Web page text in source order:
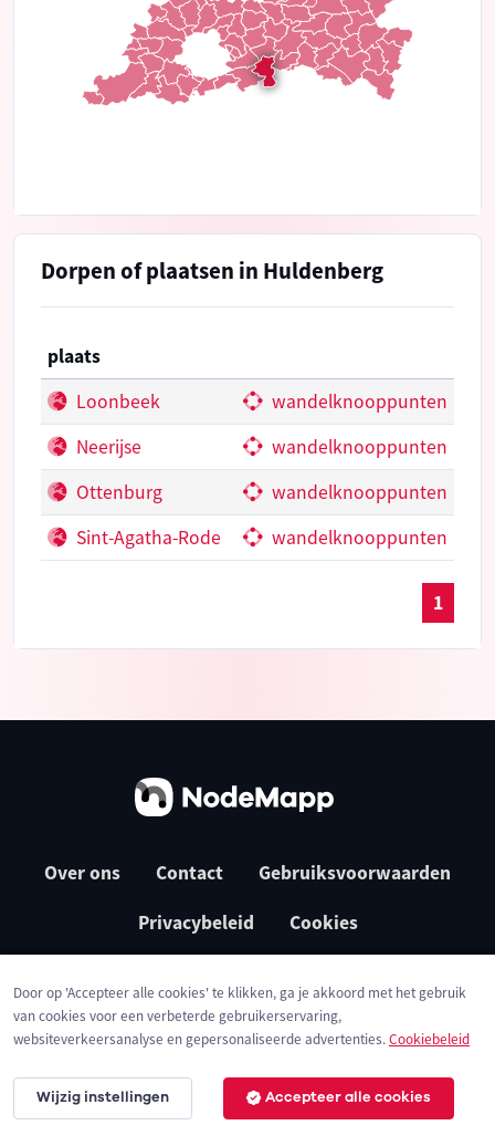
Dorpen of plaatsen in Huldenberg
plaats
Loonbeek
wandelknooppunten
Neerijse
wandelknooppunten
Ottenburg
wandelknooppunten
Sint-Agatha-Rode
wandelknooppunten
1
Over ons Contact Gebruiksvoorwaarden
Privacybeleid Cookies
© 2026 NodeMapp BV
Door op 'Accepteer alle cookies' te klikken, ga je akkoord met het gebruik
van cookies voor een verbeterde gebruikerservaring,
websiteverkeersanalyse en gepersonaliseerde advertenties.Cookiebeleid
Wijzig instellingen Accepteer alle cookies